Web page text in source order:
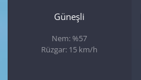
Güneşli
Nem: %57
Rüzgar: 15 km/h